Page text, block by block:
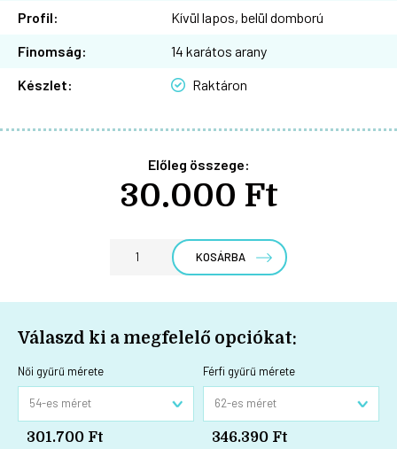
Profil:
Kívül lapos, belül domború
Finomság:
14 karátos arany
Készlet:
Raktáron
Előleg összege:
30.000 Ft
KOSÁRBA
Válaszd ki a megfelelő opciókat:
Női gyűrű mérete
301.700 Ft
Férfi gyűrű mérete
346.390 Ft